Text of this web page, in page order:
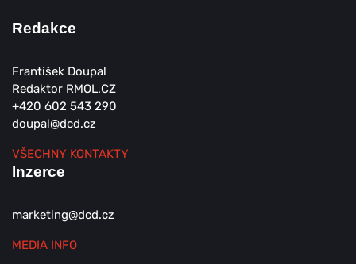
Redakce
František Doupal
Redaktor RMOL.CZ
+420 602 543 290
doupal@dcd.cz
VŠECHNY KONTAKTY
Inzerce
marketing@dcd.cz
MEDIA INFO